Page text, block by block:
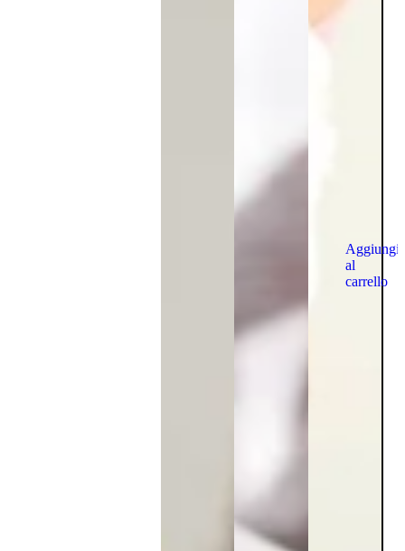
Aggiungi
al
carrello